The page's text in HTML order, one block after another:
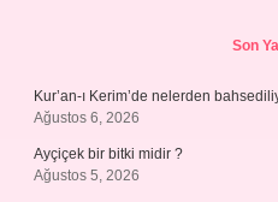
Son
Kur’an-ı Kerim’de nelerden
Ağustos 6, 2026
Ayçiçek bir bitki midir ?
Ağustos 5, 2026